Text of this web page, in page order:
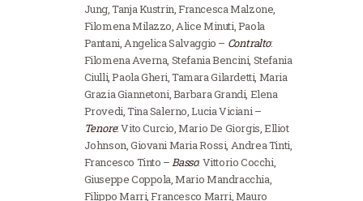
Jung, Tanja Kustrin, Francesca Malzone,
Filomena Milazzo, Alice Minuti, Paola
Pantani, Angelica Salvaggio – Contralto:
Filomena Averna, Stefania Bencini, Stefania
Ciulli, Paola Gheri, Tamara Gilardetti, Maria
Grazia Giannetoni, Barbara Grandi, Elena
Provedi, Tina Salerno, Lucia Viciani –
Tenore: Vito Curcio, Mario De Giorgis, Elliot
Johnson, Giovani Maria Rossi, Andrea Tinti,
Francesco Tinto –Basso: Vittorio Cocchi,
Giuseppe Coppola, Mario Mandracchia,
Filippo Marri, Francesco Marri, Mauro